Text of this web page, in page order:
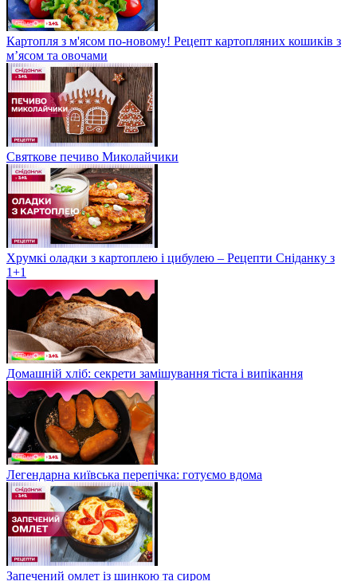
Картопля з м'ясом по-новому! Рецепт картопляних кошиків з
м’ясом та овочами
Святкове печиво Миколайчики
Хрумкі оладки з картоплею і цибулею – Рецепти Сніданку з
1+1
Домашній хліб: секрети замішування тіста і випікання
Легендарна київська перепічка: готуємо вдома
Запечений омлет із шинкою та сиром